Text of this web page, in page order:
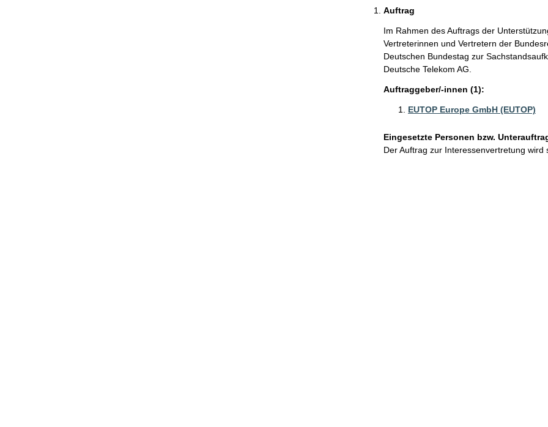
Auftrag
Im Rahmen des Auftrags der
Vertreterinnen und Vertretern der
Deutschen Bundestag zur
Deutsche Telekom AG.
Auftraggeber/-innen (1):
EUTOP Europe GmbH (EUTOP)
Eingesetzte Personen bzw.
Der Auftrag zur Interessenvertretung wird